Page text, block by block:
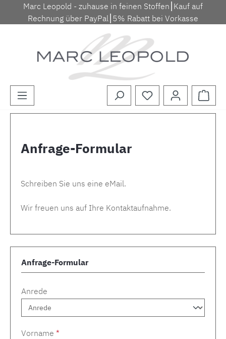
Zum Hauptinhalt springen
Marc Leopold - zuhause in feinen Stoffen⎮Kauf auf
Rechnung über PayPal⎮5% Rabatt bei Vorkasse
Anfrage-Formular
Schreiben Sie uns eine eMail.
Wir freuen uns auf Ihre Kontaktaufnahme.
Anfrage-Formular
Anrede
Vorname *